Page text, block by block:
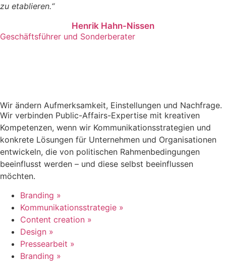
zu etablieren.“
Henrik Hahn-Nissen
Geschäftsführer und Sonderberater
Wir ändern Aufmerksamkeit, Einstellungen und Nachfrage.
Wir verbinden Public-Affairs-Expertise mit kreativen
Kompetenzen, wenn wir Kommunikationsstrategien und
konkrete Lösungen für Unternehmen und Organisationen
entwickeln, die von politischen Rahmenbedingungen
beeinflusst werden – und diese selbst beeinflussen
möchten.
Branding »
Kommunikationsstrategie »
Content creation »
Design »
Pressearbeit »
Branding »